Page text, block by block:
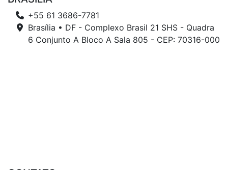
+55 61 3686-7781
Brasília • DF - Complexo Brasil 21 SHS - Quadra
6 Conjunto A Bloco A Sala 805 - CEP: 70316-000